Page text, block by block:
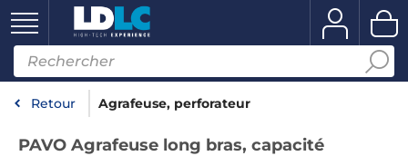
Retour Agrafeuse, perforateur
PAVO Agrafeuse long bras, capacité